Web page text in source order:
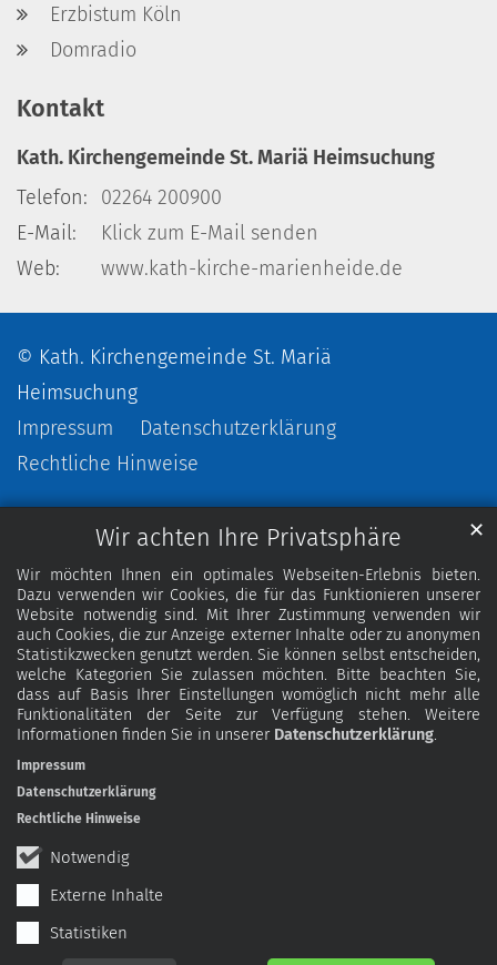
Wir achten Ihre Privatsphäre
Wir möchten Ihnen ein optimales Webseiten-Erlebnis bieten.
Dazu verwenden wir Cookies, die für das Funktionieren unserer
Website notwendig sind. Mit Ihrer Zustimmung verwenden wir
auch Cookies, die zur Anzeige externer Inhalte oder zu anonymen
Statistikzwecken genutzt werden. Sie können selbst entscheiden,
welche Kategorien Sie zulassen möchten. Bitte beachten Sie,
dass auf Basis Ihrer Einstellungen womöglich nicht mehr alle
Funktionalitäten der Seite zur Verfügung stehen. Weitere
Informationen finden Sie in unserer Datenschutzerklärung.
Notwendig
Externe Inhalte
Statistiken
✕
Impressum
Datenschutzerklärung
Rechtliche Hinweise
Erzbistum Köln
Domradio
Kontakt
Kath. Kirchengemeinde St. Mariä Heimsuchung
Telefon:
02264 200900
E-Mail:
Klick zum E-Mail senden
Web:
www.kath-kirche-marienheide.de
© Kath. Kirchengemeinde St. Mariä
Heimsuchung
Impressum
Datenschutzerklärung
Rechtliche Hinweise